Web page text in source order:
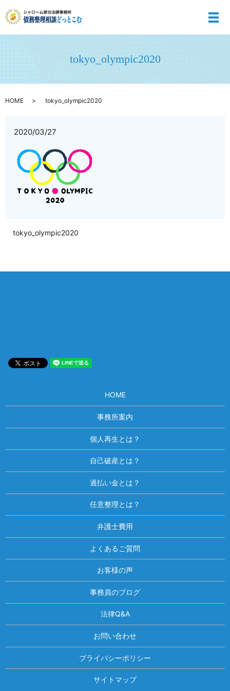
メ
tokyo_olympic2020
HOME tokyo_olympic2020
2020/03/27
tokyo_olympic2020
HOME
事務所案内
個人再生とは？
自己破産とは？
過払い金とは？
任意整理とは？
弁護士費用
よくあるご質問
お客様の声
事務員のブログ
法律Q&A
お問い合わせ
プライバシーポリシー
サイトマップ